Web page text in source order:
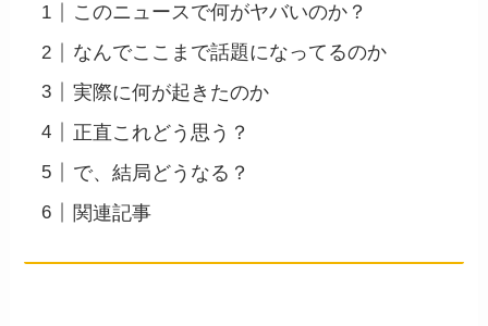
このニュースで何がヤバいのか？
なんでここまで話題になってるのか
実際に何が起きたのか
正直これどう思う？
で、結局どうなる？
関連記事